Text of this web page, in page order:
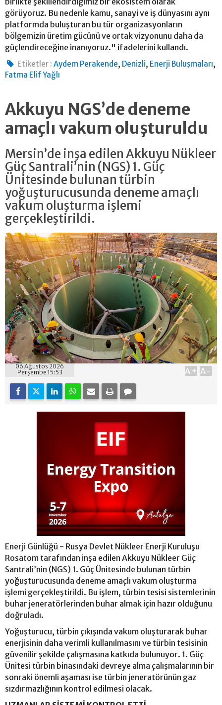
görüyoruz. Bu nedenle kamu, sanayi ve iş dünyasını aynı
platformda buluşturan bu tür organizasyonların
bölgemizin üretim gücünü ve ortak vizyonunu daha da
güçlendireceğine inanıyoruz." ifadelerini kullandı.
Etiketler : Aydem Perakende, Denizli, Enerji Buluşmaları,
Fatma Elif Yağlı
Akkuyu NGS’de deneme
amaçlı vakum oluşturuldu
Mersin’de inşa edilen Akkuyu Nükleer
Güç Santrali’nin (NGS) 1. Güç
Ünitesinde bulunan türbin
yoğuşturucusunda deneme amaçlı
vakum oluşturma işlemi
gerçekleştirildi.
06 Ağustos 2026
Perşembe 15:53
A+ A-
Enerji Günlüğü - Rusya Devlet Nükleer Enerji Kuruluşu
Rosatom tarafından inşa edilen Akkuyu Nükleer Güç
Santrali’nin (NGS) 1. Güç Ünitesinde bulunan türbin
yoğuşturucusunda deneme amaçlı vakum oluşturma
işlemi gerçekleştirildi. Bu işlem, türbin tesisi sistemlerinin
buhar jeneratörlerinden buhar almak için hazır olduğunu
doğruladı.
Yoğuşturucu, türbin çıkışında vakum oluşturarak buhar
enerjisinin daha verimli kullanılmasını ve türbin tesisinin
güvenilir şekilde çalışmasına katkıda bulunuyor. 1. Güç
Ünitesi türbin binasındaki devreye alma çalışmalarının bir
sonraki önemli aşaması ise türbin jeneratörünün gaz
sızdırmazlığının kontrol edilmesi olacak.